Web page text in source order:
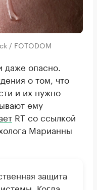
/ FOTODOM
даже опасно.
о том, что
и их нужно
ему
RT со ссылкой
Марианны
защита
Когда